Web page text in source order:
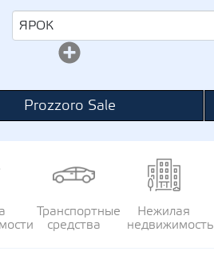
ЯРОК
Prozzoro Sale
Транспортные
средства
Нежилая
недвижимость